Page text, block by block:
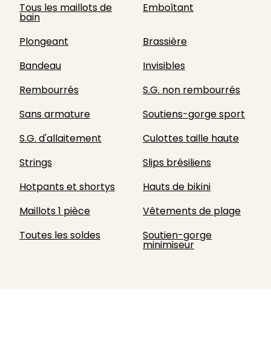
Tous les maillots de
bain
Emboîtant
Plongeant
Brassière
Bandeau
Invisibles
Rembourrés
S.G. non rembourrés
Sans armature
Soutiens-gorge sport
S.G. d'allaitement
Culottes taille haute
Strings
Slips brésiliens
Hotpants et shortys
Hauts de bikini
Maillots 1 pièce
Vêtements de plage
Toutes les soldes
Soutien-gorge
minimiseur